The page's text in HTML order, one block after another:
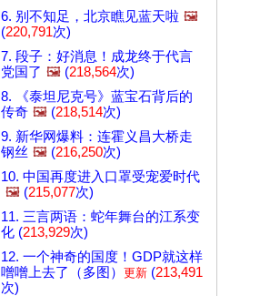
6. 别不知足，北京瞧见蓝天啦 🖼️
(220,791次)
7. 段子：好消息！成龙终于代言
党国了 🖼️ (218,564次)
8. 《泰坦尼克号》蓝宝石背后的
传奇 🖼️ (218,514次)
9. 新华网爆料：连霍义昌大桥走
钢丝 🖼️ (216,250次)
10. 中国再度进入口罩受宠爱时代
🖼️ (215,077次)
11. 三言两语：蛇年舞台的江系变
化 (213,929次)
12. 一个神奇的国度！GDP就这样
噌噌上去了（多图） 更新 (213,491
次)